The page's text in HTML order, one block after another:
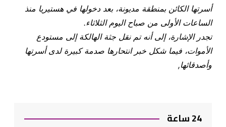
أسرتها الكائن بمنطقة مديونة، بعد دخولها في هستيريا منذ
الساعات الأولى من صباح اليوم الثلاثاء.
تجدر الإشارة، إلى أنه تم نقل جثة الهالكة إلى مستودع
الأموات، فيما شكل خبر انتحارها صدمة كبيرة لدى أسرتها
وأصدقائها,
24 ساعة